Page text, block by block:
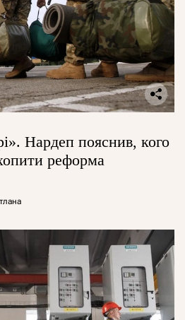
Нардеп пояснив, кого
реформа